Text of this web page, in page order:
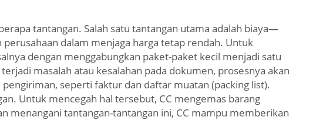
tantangan. Salah satu tantangan utama adalah biaya—
dalam menjaga harga tetap rendah. Untuk
dengan menggabungkan paket-paket kecil menjadi satu
masalah atau kesalahan pada dokumen, prosesnya akan
seperti faktur dan daftar muatan (packing list).
Untuk mencegah hal tersebut, CC mengemas barang
menangani tantangan-tantangan ini, CC mampu memberikan